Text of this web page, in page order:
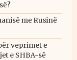
me Rusinë
veprimet e
e SHBA-së